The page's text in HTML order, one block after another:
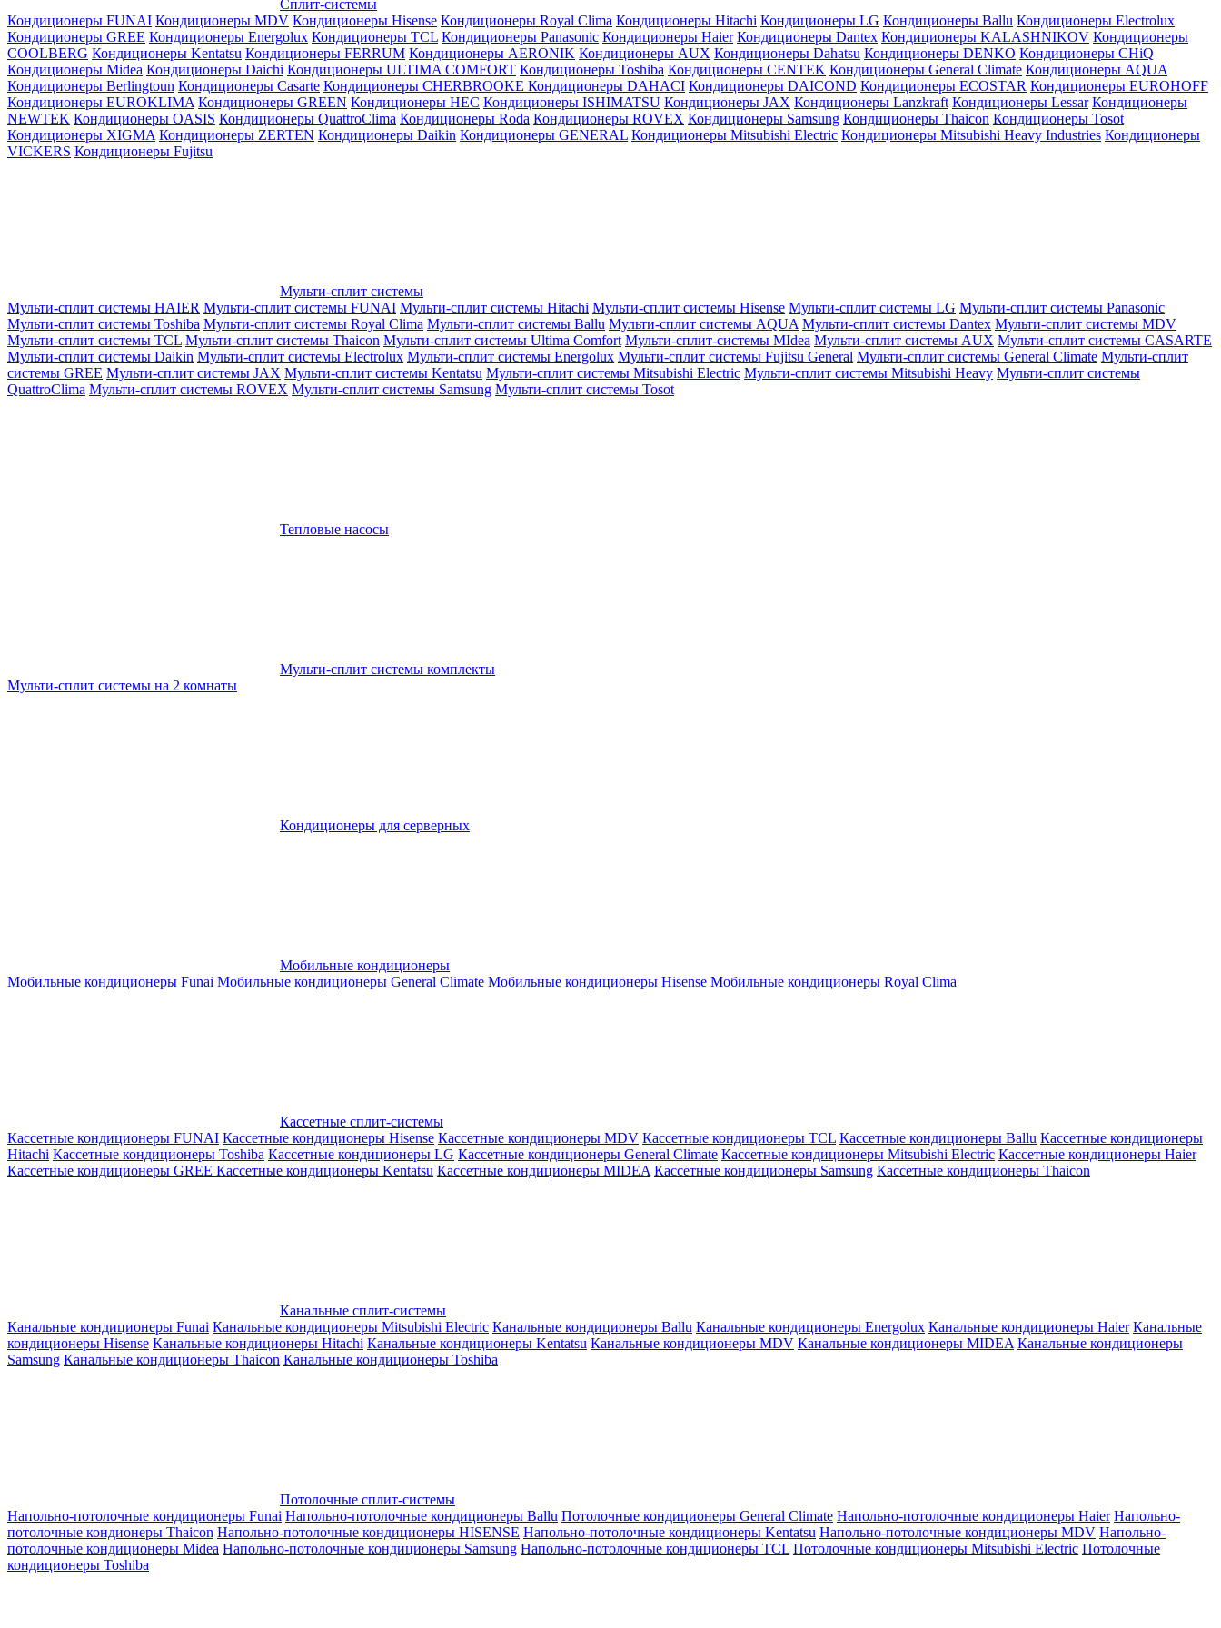
Сплит-системы
Кондиционеры FUNAI Кондиционеры MDV Кондиционеры Hisense Кондиционеры Royal Clima Кондиционеры Hitachi Кондиционеры LG Кондиционеры Ballu Кондиционеры Electrolux
Кондиционеры GREE Кондиционеры Energolux Кондиционеры TCL Кондиционеры Panasonic Кондиционеры Haier Кондиционеры Dantex Кондиционеры KALASHNIKOV Кондиционеры
СOOLBERG Кондиционеры Kentatsu Кондиционеры FERRUM Кондиционеры AERONIK Кондиционеры AUX Кондиционеры Dahatsu Кондиционеры DENKO Кондиционеры CHiQ
Кондиционеры Midea Кондиционеры Daichi Кондиционеры ULTIMA COMFORT Кондиционеры Toshiba Кондиционеры CENTEK Кондиционеры General Climate Кондиционеры AQUA
Кондиционеры Berlingtoun Кондиционеры Casarte Кондиционеры CHERBROOKE Кондиционеры DAHACI Кондиционеры DAICOND Кондиционеры ECOSTAR Кондиционеры EUROHOFF
Кондиционеры EUROKLIMA Кондиционеры GREEN Кондиционеры HEC Кондиционеры ISHIMATSU Кондиционеры JAX Кондиционеры Lanzkraft Кондиционеры Lessar Кондиционеры
NEWTEK Кондиционеры OASIS Кондиционеры QuattroClima Кондиционеры Roda Кондиционеры ROVEX Кондиционеры Samsung Кондиционеры Thaicon Кондиционеры Tosot
Кондиционеры XIGMA Кондиционеры ZERTEN Кондиционеры Daikin Кондиционеры GENERAL Кондиционеры Mitsubishi Electric Кондиционеры Mitsubishi Heavy Industries Кондиционеры
VICKERS Кондиционеры Fujitsu
Мульти-сплит системы
Мульти-сплит системы HAIER Мульти-сплит системы FUNAI Мульти-сплит системы Hitachi Мульти-сплит системы Hisense Мульти-сплит системы LG Мульти-сплит системы Panasonic
Мульти-сплит системы Toshiba Мульти-сплит системы Royal Clima Мульти-сплит системы Ballu Мульти-сплит системы AQUA Мульти-сплит системы Dantex Мульти-сплит системы MDV
Мульти-сплит системы TCL Мульти-сплит системы Thaicon Мульти-сплит системы Ultima Comfort Мульти-сплит-системы MIdea Мульти-сплит системы AUX Мульти-сплит системы CASARTE
Мульти-сплит системы Daikin Мульти-сплит системы Electrolux Мульти-сплит системы Energolux Мульти-сплит системы Fujitsu General Мульти-сплит системы General Climate Мульти-сплит
системы GREE Мульти-сплит системы JAX Мульти-сплит системы Kentatsu Мульти-сплит системы Mitsubishi Electric Мульти-сплит системы Mitsubishi Heavy Мульти-сплит системы
QuattroClima Мульти-сплит системы ROVEX Мульти-сплит системы Samsung Мульти-сплит системы Tosot
Тепловые насосы
Мульти-сплит системы комплекты
Мульти-сплит системы на 2 комнаты
Кондиционеры для серверных
Мобильные кондиционеры
Мобильные кондиционеры Funai Мобильные кондиционеры General Climate Мобильные кондиционеры Hisense Мобильные кондиционеры Royal Clima
Кассетные сплит-системы
Кассетные кондиционеры FUNAI Кассетные кондиционеры Hisense Кассетные кондиционеры MDV Кассетные кондиционеры TCL Кассетные кондиционеры Ballu Кассетные кондиционеры
Hitachi Кассетные кондиционеры Toshiba Кассетные кондиционеры LG Кассетные кондиционеры General Climate Кассетные кондиционеры Mitsubishi Electric Кассетные кондиционеры Haier
Кассетные кондиционеры GREE Кассетные кондиционеры Kentatsu Кассетные кондиционеры MIDEA Кассетные кондиционеры Samsung Кассетные кондиционеры Thaicon
Канальные сплит-системы
Канальные кондиционеры Funai Канальные кондиционеры Mitsubishi Electric Канальные кондиционеры Ballu Канальные кондиционеры Energolux Канальные кондиционеры Haier Канальные
кондиционеры Hisense Канальные кондиционеры Hitachi Канальные кондиционеры Kentatsu Канальные кондиционеры MDV Канальные кондиционеры MIDEA Канальные кондиционеры
Samsung Канальные кондиционеры Thaicon Канальные кондиционеры Toshiba
Потолочные сплит-системы
Напольно-потолочные кондиционеры Funai Напольно-потолочные кондиционеры Ballu Потолочные кондиционеры General Climate Напольно-потолочные кондиционеры Haier Напольно-
потолочные кондионеры Thaicon Напольно-потолочные кондиционеры HISENSE Напольно-потолочные кондиционеры Kentatsu Напольно-потолочные кондиционеры MDV Напольно-
потолочные кондиционеры Midea Напольно-потолочные кондиционеры Samsung Напольно-потолочные кондиционеры TCL Потолочные кондиционеры Mitsubishi Electric Потолочные
кондиционеры Toshiba